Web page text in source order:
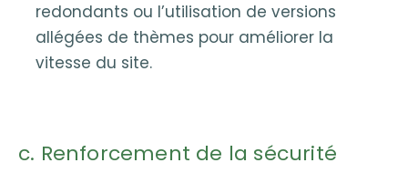
redondants ou l’utilisation de versions
allégées de thèmes pour améliorer la
vitesse du site.
c. Renforcement de la sécurité